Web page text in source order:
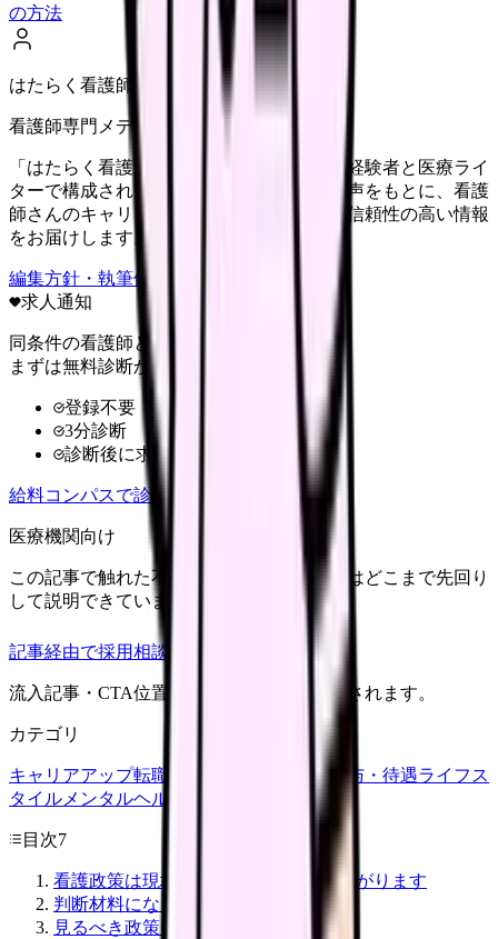
の方法
はたらく看護師さん編集部
看護師専門メディア
「はたらく看護師さん」編集部は、看護師経験者と医療ライ
ターで構成されています。現場のリアルな声をもとに、看護
師さんのキャリア・転職・働き方に関する信頼性の高い情報
をお届けします。
編集方針・執筆体制・監修体制を見る
求人通知
同条件の看護師と給料を比較
まずは無料診断から
登録不要
3分診断
診断後に求人比較
給料コンパスで診断
医療機関向け
この記事で触れた不安を、自院の求人票ではどこまで先回り
して説明できていますか？
記事経由で採用相談
流入記事・CTA位置つきで管理画面に記録されます。
カテゴリ
キャリアアップ転職ガイド 職場環境 給与・待遇ライフス
タイル メンタルヘルス
目次7
看護政策は現場の給料と働き方につながります
判断材料になる情報
見るべき政策テーマ